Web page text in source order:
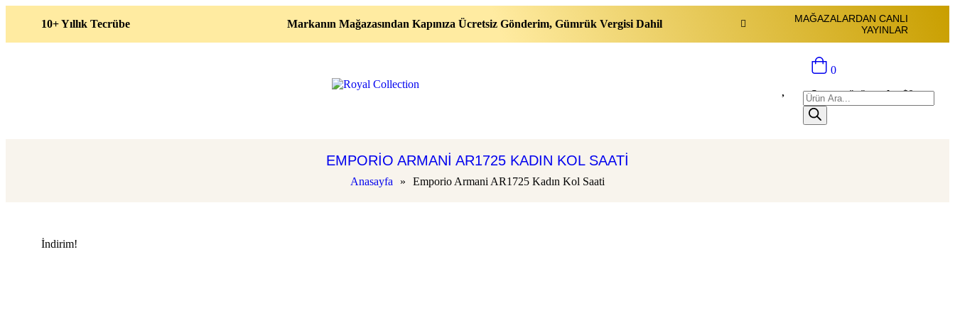
10+ Yıllık Tecrübe Markanın Mağazasından Kapınıza Ücretsiz Gönderim, Gümrük Vergisi Dahil
MAĞAZALARDAN CANLI
YAYINLAR
0
Sepette ürün yok.: $0
EMPORIO ARMANI AR1725 KADIN KOL SAATI
Anasayfa » Emporio Armani AR1725 Kadın Kol Saati
İndirim!